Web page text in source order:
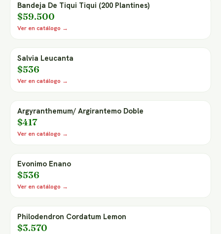
Bandeja De Tiqui Tiqui (200 Plantines)
$59.500
Ver en catálogo →
Salvia Leucanta
$536
Ver en catálogo →
Argyranthemum/ Argirantemo Doble
$417
Ver en catálogo →
Evonimo Enano
$536
Ver en catálogo →
Philodendron Cordatum Lemon
$3.570